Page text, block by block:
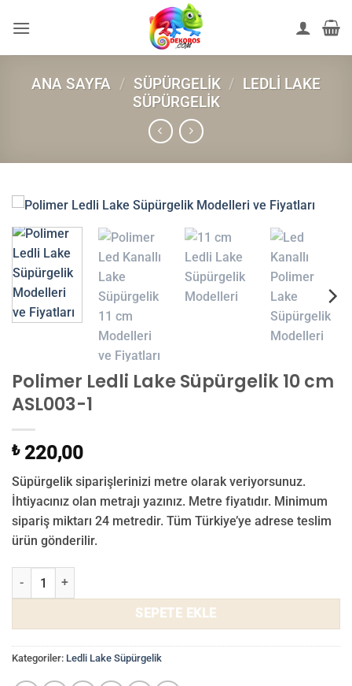
atla
ANA SAYFA / SÜPÜRGELIK / LEDLI LAKE
SÜPÜRGELIK
Polimer Ledli Lake Süpürgelik 10 cm
ASL003-1
₺220,00
Süpürgelik siparişlerinizi metre olarak veriyorsunuz.
İhtiyacınız olan metrajı yazınız. Metre fiyatıdır. Minimum
sipariş miktarı 24 metredir. Tüm Türkiye’ye adrese teslim
ürün gönderilir.
Polimer Ledli Lake Süpürgelik 10 cm ASL003-1 adet
SEPETE EKLE
Kategoriler: Ledli Lake Süpürgelik